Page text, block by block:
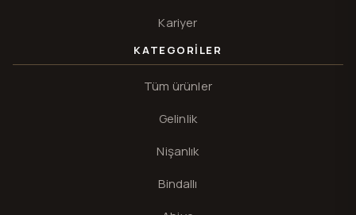
Kariyer
KATEGORILER
Tüm ürünler
Gelinlik
Nişanlık
Bindallı